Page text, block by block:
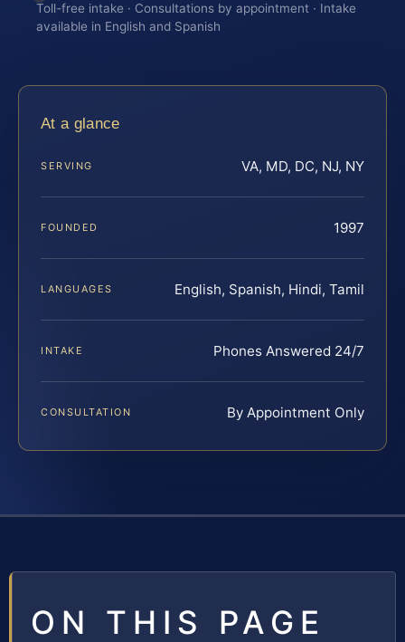
Toll-free intake · Consultations by appointment · Intake
available in English and Spanish
At a glance
SERVING VA, MD, DC, NJ, NY
FOUNDED 1997
LANGUAGES English, Spanish, Hindi, Tamil
INTAKE Phones Answered 24/7
CONSULTATION By Appointment Only
ON THIS PAGE